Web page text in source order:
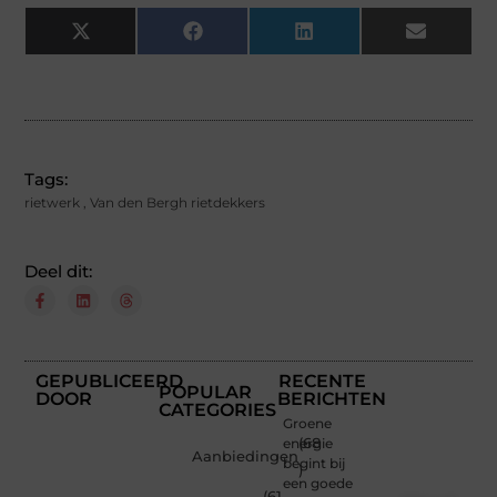
X
(Twitter)
Facebook LinkedIn Email
Tags:
rietwerk ,Van den Bergh rietdekkers
Deel dit:
GEPUBLICEERD
DOOR
POPULAR
CATEGORIES
Aanbiedingen
(68
)
RECENTE
BERICHTEN
Groene
energie
begint bij
een goede